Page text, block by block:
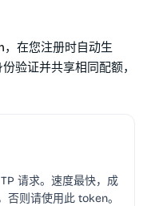
，在您注册时自动生
验证并共享相同配额，
请求。速度最快，成
则请使用此 token。